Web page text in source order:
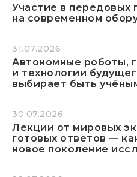
Участие в передовых
на современном
31.07.2026
Автономные роботы,
и технологии
выбирает быть
30.07.2026
Лекции от мировых
готовых ответов —
новое поколение